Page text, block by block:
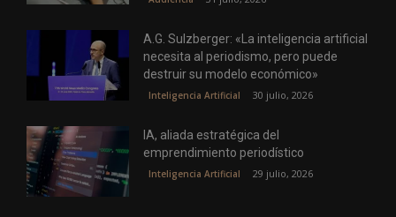
A.G. Sulzberger: «La inteligencia artificial
necesita al periodismo, pero puede
destruir su modelo económico»
Inteligencia Artificial 30 julio, 2026
IA, aliada estratégica del
emprendimiento periodístico
Inteligencia Artificial 29 julio, 2026